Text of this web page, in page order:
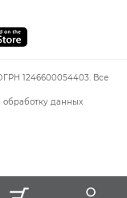
1246600054403. Все
обработку данных